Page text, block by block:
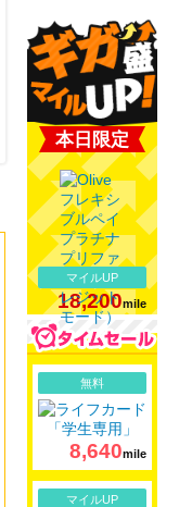
本日限定
マイルUP
18,200mile
無料
8,640mile
マイルUP